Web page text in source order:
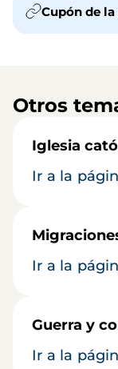
Cupón de la
Otros
Iglesia
Ir a la
Ir a la
Guerra y
Ir a la